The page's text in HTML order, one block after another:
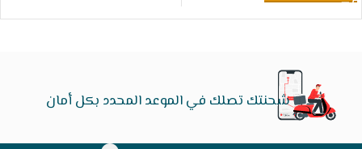
شحنتك تصلك في الموعد المحدد بكل أمان